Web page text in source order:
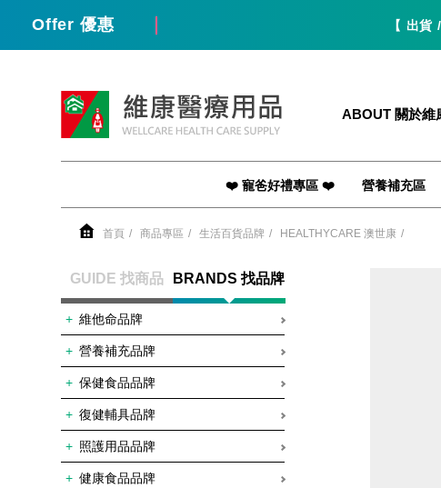
Offer 優惠 【 出貨 / 免
ABOUT 關於維
❤️ 寵爸好禮專區 ❤️ 營養補充區
首頁 商品專區 生活百貨品牌 HEALTHYCARE 澳世康
GUIDE 找商品 BRANDS 找品牌
維他命品牌
營養補充品牌
保健食品品牌
復健輔具品牌
照護用品品牌
健康食品品牌